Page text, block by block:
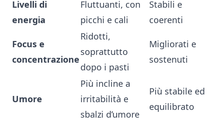
Livelli di
energia
Fluttuanti, con
picchi e cali
Stabili e
coerenti
Focus e
concentrazione
Ridotti,
soprattutto
dopo i pasti
Migliorati e
sostenuti
Umore
Più incline a
irritabilità e
sbalzi d’umore
Più stabile ed
equilibrato